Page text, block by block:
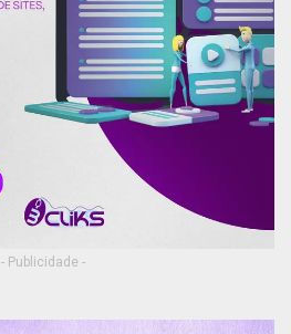
- Publicidade -